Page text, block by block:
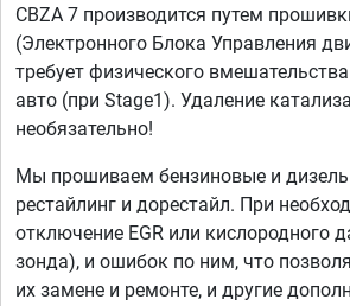
CBZA 7 производится путем
(Электронного Блока Управления
требует физического
авто (при Stage1). Удаление
необязательно!
Мы прошиваем бензиновые и
рестайлинг и дорестайл. При
отключение EGR или кислородного
зонда), и ошибок по ним, что
их замене и ремонте, и другие